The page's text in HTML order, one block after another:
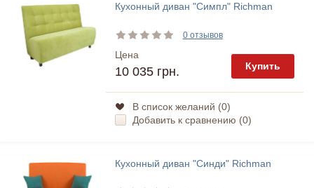
Кухонный диван "Симпл" Richman
0 отзывов
Цена
10 035 грн. Купить
В список желаний (0)
Добавить к сравнению (0)
Кухонный диван "Синди" Richman